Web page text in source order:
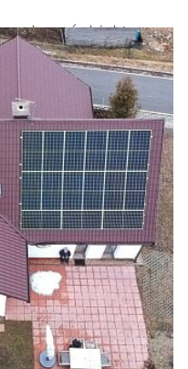
oplocení objektu.